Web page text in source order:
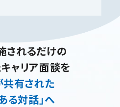
れるだけの
ャリア面談を
共有された
る対話」へ